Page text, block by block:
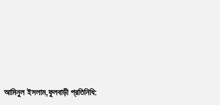
আমিনুল ইসলাম,ফুলবাড়ী প্রতিনিধি: